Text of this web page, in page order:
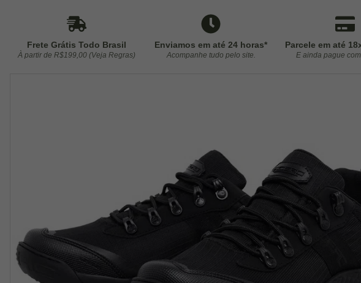
Frete Grátis Todo Brasil
À partir de R$199,00 (Veja Regras)
Enviamos em até 24 horas*
Acompanhe tudo pelo site.
Parcele em até
E ainda pague